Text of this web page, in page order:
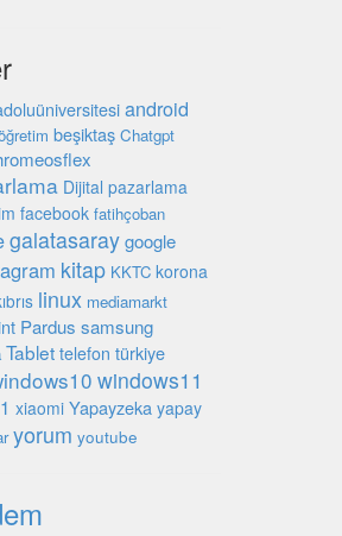
android
beşiktaş Chatgpt
Dijital pazarlama
facebook fatihçoban
galatasaray google
kitap KKTC korona
linux mediamarkt
Pardus samsung
Tablet telefon türkiye
windows11
xiaomi Yapayzeka yapay
yorum youtube